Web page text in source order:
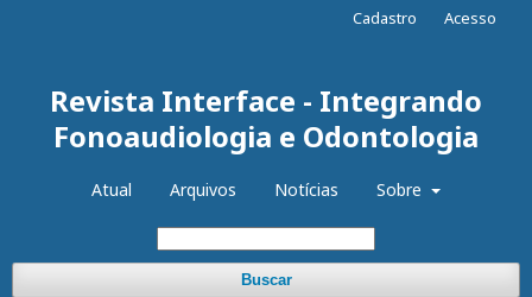
Revista Interface - Integrando
Fonoaudiologia e Odontologia
Atual Arquivos Notícias Sobre
Buscar
Cadastro Acesso